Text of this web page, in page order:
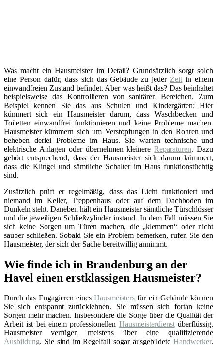
Was macht ein Hausmeister im Detail? Grundsätzlich sorgt solch
eine Person dafür, dass sich das Gebäude zu jeder Zeit in einem
einwandfreien Zustand befindet. Aber was heißt das? Das beinhaltet
beispielsweise das Kontrollieren von sanitären Bereichen. Zum
Beispiel kennen Sie das aus Schulen und Kindergärten: Hier
kümmert sich ein Hausmeister darum, dass Waschbecken und
Toiletten einwandfrei funktionieren und keine Probleme machen.
Hausmeister kümmern sich um Verstopfungen in den Rohren und
beheben derlei Probleme im Haus. Sie warten technische und
elektrische Anlagen oder übernehmen kleinereReparaturen. Dazu
gehört entsprechend, dass der Hausmeister sich darum kümmert,
dass die Klingel und sämtliche Schalter im Haus funktionstüchtig
sind.
Zusätzlich prüft er regelmäßig, dass das Licht funktioniert und
niemand im Keller, Treppenhaus oder auf dem Dachboden im
Dunkeln steht. Daneben hält ein Hausmeister sämtliche Türschlösser
und die jeweiligen Schließzylinder instand. In dem Fall müssen Sie
sich keine Sorgen um Türen machen, die „klemmen“ oder nicht
sauber schließen. Sobald Sie ein Problem bemerken, rufen Sie den
Hausmeister, der sich der Sache bereitwillig annimmt.
Wie finde ich in Brandenburg an der
Havel einen erstklassigen Hausmeister?
Durch das Engagieren eines Hausmeisters für ein Gebäude können
Sie sich entspannt zurücklehnen. Sie müssen sich fortan keine
Sorgen mehr machen. Insbesondere die Sorge über die Qualität der
Arbeit ist bei einem professionellen Hausmeisterdienstüberflüssig.
Hausmeister verfügen meistens über eine qualifizierende
Ausbildung. Sie sind im Regelfall sogar ausgebildete Handwerker.